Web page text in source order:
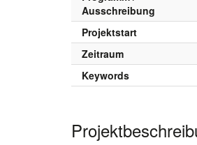
Ausschreibung
Projektstart
Zeitraum
Keywords